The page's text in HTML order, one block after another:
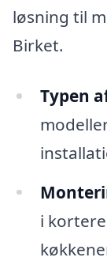
løsning til
Birket.
Typen
i